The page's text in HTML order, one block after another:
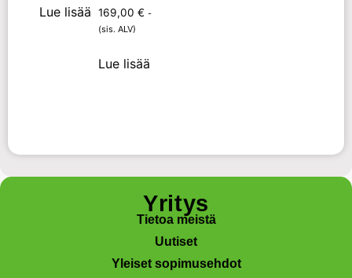
Lue lisää 169,00 € -
(sis. ALV)
Lue lisää
Yritys
Tietoa meistä
Uutiset
Yleiset sopimusehdot